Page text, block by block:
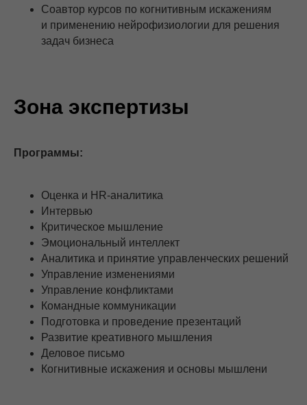
Соавтор курсов по когнитивным искажениям
и применению нейрофизиологии для решения
задач бизнеса
Зона экспертизы
Программы:
Оценка и HR-аналитика
Интервью
Критическое мышление
Эмоциональный интеллект
Аналитика и принятие управленческих решений
Управление изменениями
Управление конфликтами
Командные коммуникации
Подготовка и проведение презентаций
Развитие креативного мышления
Деловое письмо
Когнитивные искажения и основы мышлени